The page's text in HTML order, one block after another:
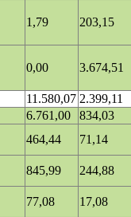
1,79 203,15
0,00 3.674,51
11.580,07 2.399,11
6.761,00
834,03
464,44
71,14
845,99
244,88
77,08
17,08